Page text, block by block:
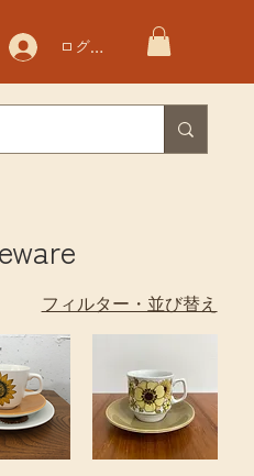
ログイン
フィルター・並び替え